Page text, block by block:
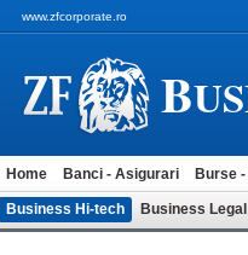
www.zfcorporate.ro
B
Home Banci - Asigurari Burse
Business Hi-tech Business Legal